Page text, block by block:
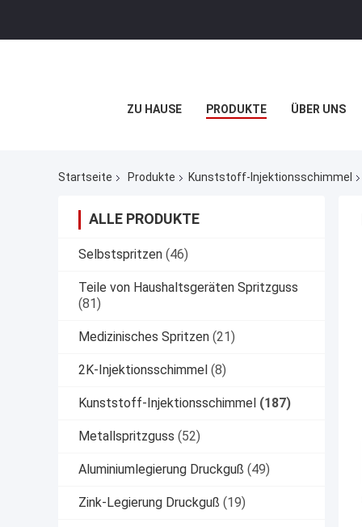
ZU HAUSE PRODUKTE ÜBER UNS
Startseite Produkte Kunststoff-Injektionsschimmel
ALLE PRODUKTE
Selbstspritzen (46)
Teile von Haushaltsgeräten Spritzguss
(81)
Medizinisches Spritzen (21)
2K-Injektionsschimmel (8)
Kunststoff-Injektionsschimmel (187)
Metallspritzguss (52)
Aluminiumlegierung Druckguß (49)
Zink-Legierung Druckguß (19)